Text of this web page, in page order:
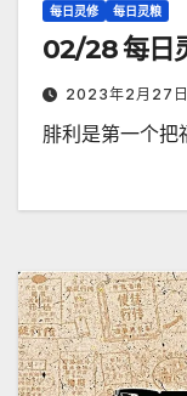
每日灵修 每日灵粮
02/28 每日
2023年2月27日
腓利是第一个